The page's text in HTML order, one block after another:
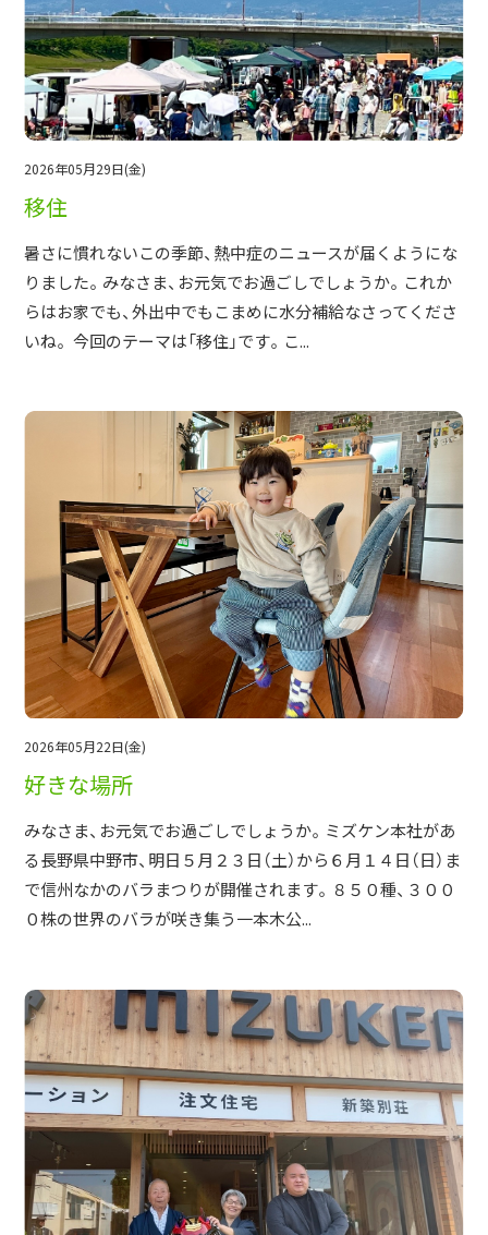
イベント
ショールーム
ブログ
2026年05月29日(金)
移住
暑さに慣れないこの季節、熱中症のニュースが届くようにな
りました。みなさま、お元気でお過ごしでしょうか。これか
らはお家でも、外出中でもこまめに水分補給なさってくださ
いね。 今回のテーマは「移住」です。こ...
2026年05月22日(金)
好きな場所
みなさま、お元気でお過ごしでしょうか。ミズケン本社があ
る長野県中野市、明日５月２３日（土）から６月１４日（日）ま
で信州なかのバラまつりが開催されます。８５０種、３００
０株の世界のバラが咲き集う一本木公...